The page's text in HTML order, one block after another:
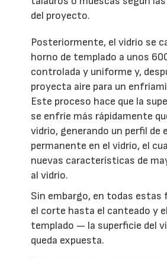
del proyecto.
Posteriormente, el vidrio se
horno de templado a unos
controlada y uniforme y,
proyecta aire para un
Este proceso hace que la
se enfríe más rápidamente
vidrio, generando un perfil de
permanente en el vidrio, el
nuevas características de
al vidrio.
Sin embargo, en todas estas
el corte hasta el canteado y
templado — la superficie del
queda expuesta.